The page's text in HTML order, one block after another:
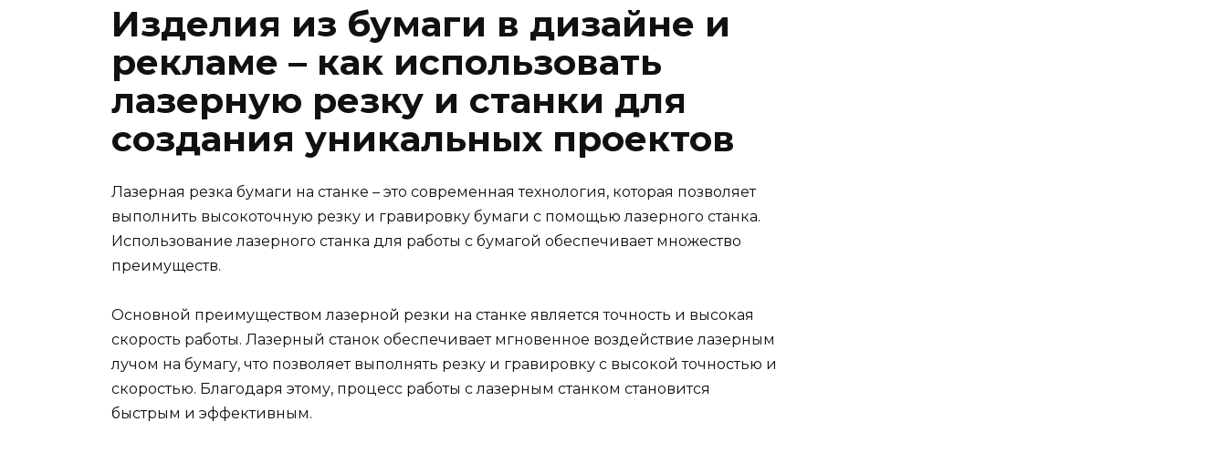
Изделия из бумаги в дизайне и
рекламе – как использовать
лазерную резку и станки для
создания уникальных проектов
Лазерная резка бумаги на станке – это современная технология, которая позволяет
выполнить высокоточную резку и гравировку бумаги с помощью лазерного станка.
Использование лазерного станка для работы с бумагой обеспечивает множество
преимуществ.
Основной преимуществом лазерной резки на станке является точность и высокая
скорость работы. Лазерный станок обеспечивает мгновенное воздействие лазерным
лучом на бумагу, что позволяет выполнять резку и гравировку с высокой точностью и
скоростью. Благодаря этому, процесс работы с лазерным станком становится
быстрым и эффективным.